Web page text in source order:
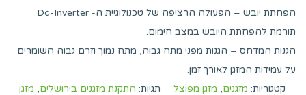
הפחתת יובש – הפעולה הרציפה של טכנולוגיית ה- Dc-Inverter
תורמת להפחתת היובש במצב חימום.
הגנות המדחס – הגנות מפני מתח גבוה, מתח נמוך וזרם גבוה השומרים
על עמידות המזגן לאורך זמן.
קטגוריות: מזגנים, מזגן מפוצל תגיות: התקנת מזגנים בירושלים, מזגן